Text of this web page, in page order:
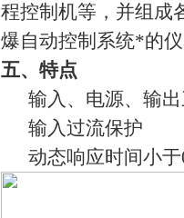
程控制机等，并组成
爆自动控制系统*的
五、特点
输入、电源、输出
输入过流保护
动态响应时间小于